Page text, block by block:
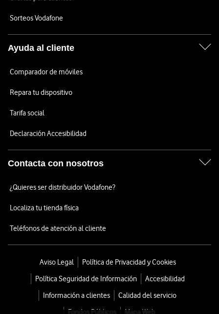
Sorteos Vodafone
Ayuda al cliente
Comparador de móviles
Repara tu dispositivo
Tarifa social
Declaración Accesibilidad
Contacta con nosotros
¿Quieres ser distribuidor Vodafone?
Localiza tu tienda física
Teléfonos de atención al cliente
Aviso Legal
Política de Privacidad y Cookies
Política Seguridad de Información
Accesibilidad
Información a clientes
Calidad del servicio
Fondos Públicos
Mapa Web